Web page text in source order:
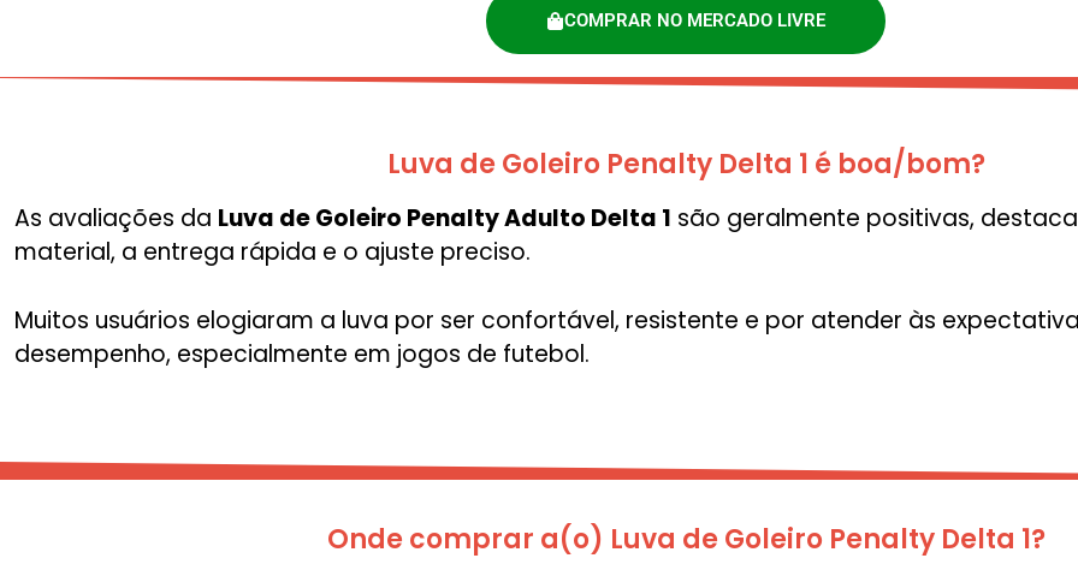
COMPRAR NO MERCADO LIVRE
Luva de Goleiro Penalty Delta 1 é boa/bom?
As avaliações da Luva de Goleiro Penalty Adulto Delta 1 são geralmente positivas,
material, a entrega rápida e o ajuste preciso.
Muitos usuários elogiaram a luva por ser confortável, resistente e por atender às
desempenho, especialmente em jogos de futebol.
Onde comprar a(o) Luva de Goleiro Penalty Delta 1?